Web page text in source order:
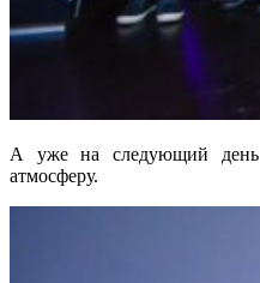
А уже на следующий день
атмосферу.